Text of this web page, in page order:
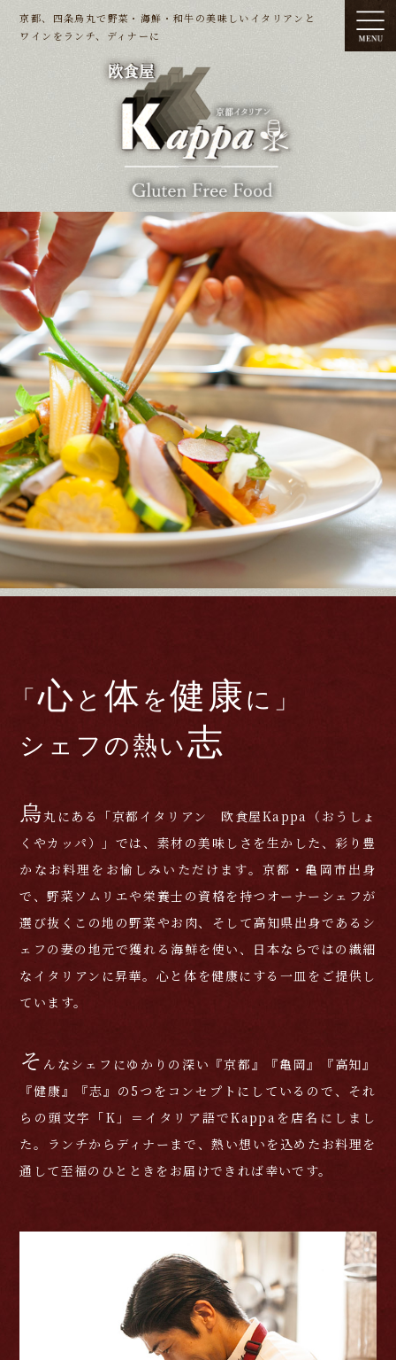
京都、四条烏丸で野菜・海鮮・和牛の美味しいイタリアンと
ワインをランチ、ディナーに
「心 と 体 を健康に」
シェフの熱い志
烏丸にある「京都イタリアン 欧食屋Kappa（おうしょ
くやカッパ）」では、素材の美味しさを生かした、彩り豊
かなお料理をお愉しみいただけます。 京都・亀岡市出身
で、野菜ソムリエや栄養士の資格を持つオーナーシェフが
選び抜くこの地の野菜やお肉、
そして高知県出身であるシ
ェフの妻の地元で獲れる海鮮を使い、日本ならではの繊細
なイタリアンに昇華。 心と体を健康にする一皿をご提供し
ています。
そ んなシェフにゆかりの深い『京都』『亀岡』『高知』
『健康』『志』の5つをコンセプトにしているので、それ
らの頭文字「K」＝イタリア語でKappaを店名にしまし
た。
ランチからディナーまで、熱い想いを込めたお料理を
通して至福のひとときをお届けできれば幸いです。